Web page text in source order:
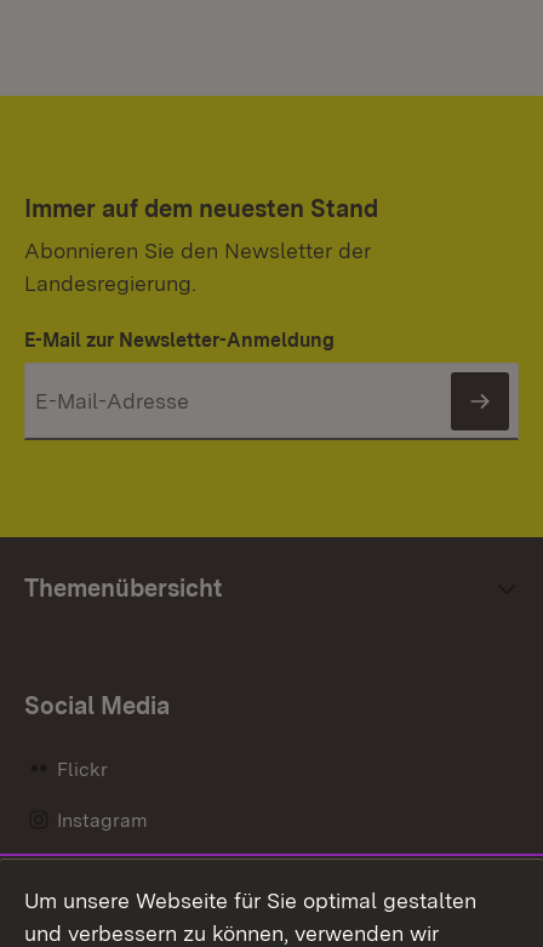
Immer auf dem neuesten Stand
Abonnieren Sie den Newsletter der
Landesregierung.
E-Mail zur Newsletter-Anmeldung
Themenübersicht
Social Media
Flickr
Instagram
Mastodon
Um unsere Webseite für Sie optimal gestalten
und verbessern zu können, verwenden wir